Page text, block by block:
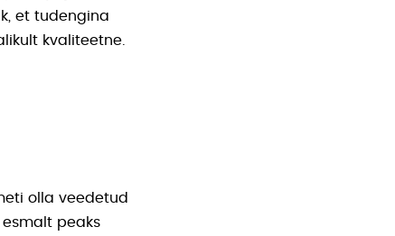
et tudengina
kvaliteetne.
olla veedetud
peaks